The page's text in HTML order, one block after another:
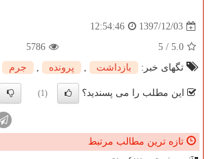
1397/12/03
12:54:46
5.0
/
5
5786
تگهای خبر:
بازداشت , پرونده , جرم
این مطلب را می پسندید؟ (1)
تازه ترین مطالب مرتبط